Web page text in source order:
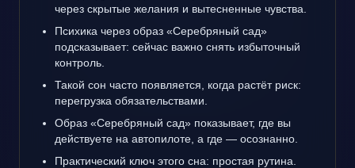
через скрытые желания и вытесненные чувства.
Психика через образ «Серебряный сад»
подсказывает: сейчас важно снять избыточный
контроль.
Такой сон часто появляется, когда растёт риск:
перегрузка обязательствами.
Образ «Серебряный сад» показывает, где вы
действуете на автопилоте, а где — осознанно.
Практический ключ этого сна: простая рутина.